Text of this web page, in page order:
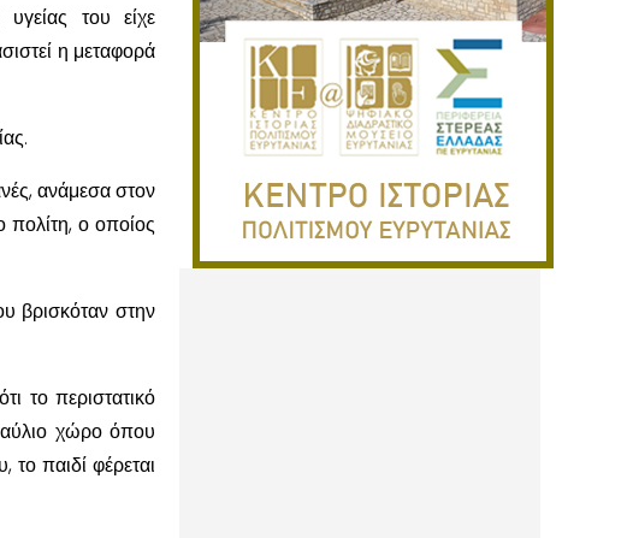
του είχε
η μεταφορά
ανάμεσα στον
ο οποίος
βρισκόταν στην
το περιστατικό
χώρο όπου
παιδί φέρεται